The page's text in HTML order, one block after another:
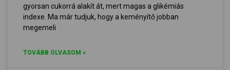
gyorsan cukorrá alakít át, mert magas a glikémiás
indexe. Ma már tudjuk, hogy a keményítő jobban
megemeli
TOVÁBB OLVASOM »